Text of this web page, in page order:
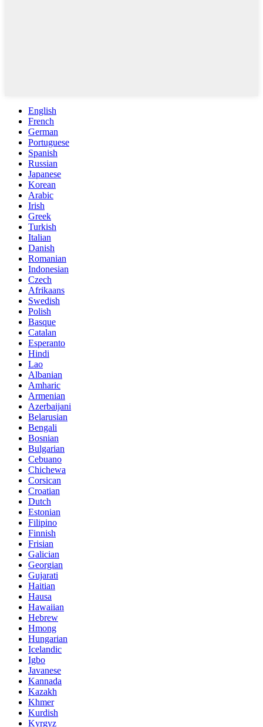
English
French
German
Portuguese
Spanish
Russian
Japanese
Korean
Arabic
Irish
Greek
Turkish
Italian
Danish
Romanian
Indonesian
Czech
Afrikaans
Swedish
Polish
Basque
Catalan
Esperanto
Hindi
Lao
Albanian
Amharic
Armenian
Azerbaijani
Belarusian
Bengali
Bosnian
Bulgarian
Cebuano
Chichewa
Corsican
Croatian
Dutch
Estonian
Filipino
Finnish
Frisian
Galician
Georgian
Gujarati
Haitian
Hausa
Hawaiian
Hebrew
Hmong
Hungarian
Icelandic
Igbo
Javanese
Kannada
Kazakh
Khmer
Kurdish
Kyrgyz